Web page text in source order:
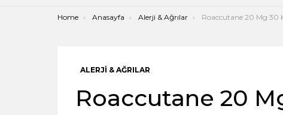
You are here:
Home Anasayfa Alerji & Ağrılar Roaccutane 20 Mg 30
ALERJI & AĞRILAR
Roaccutane 20